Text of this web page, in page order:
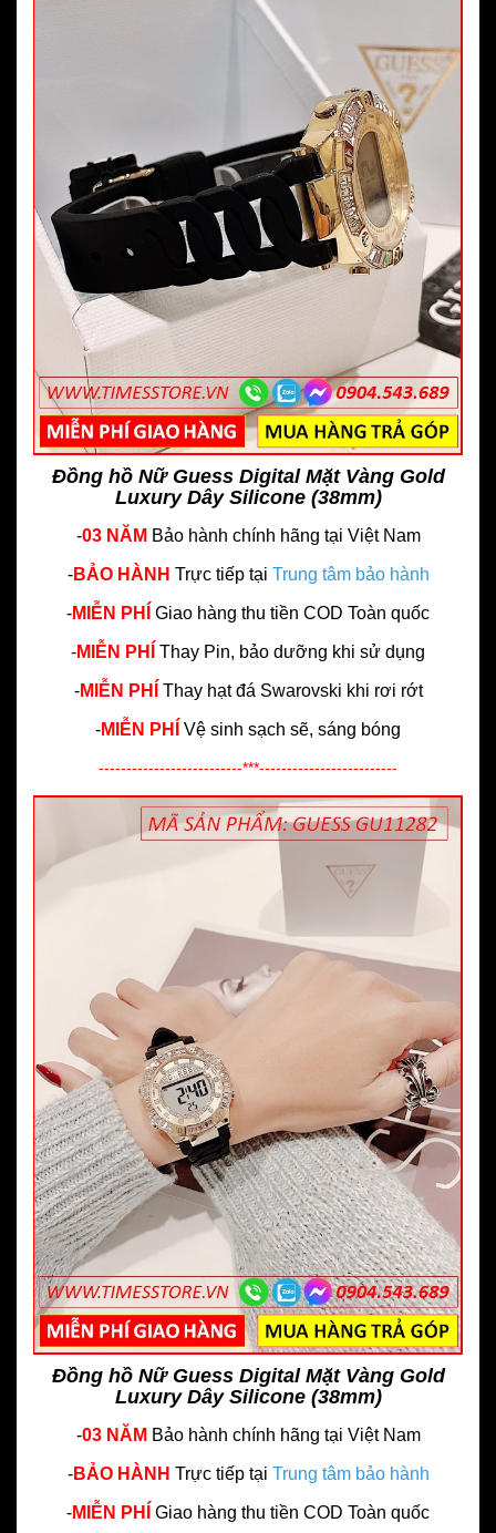
Đồng hồ Nữ Guess Digital Mặt Vàng Gold
Luxury Dây Silicone (38mm)
-03 NĂM Bảo hành chính hãng tại Việt Nam
-BẢO HÀNH Trực tiếp tại Trung tâm bảo hành
-MIỄN PHÍ Giao hàng thu tiền COD Toàn quốc
-MIỄN PHÍ Thay Pin, bảo dưỡng khi sử dụng
-MIỄN PHÍ Thay hạt đá Swarovski khi rơi rớt
-MIỄN PHÍ Vệ sinh sạch sẽ, sáng bóng
--------------------------***-------------------------
Đồng hồ Nữ Guess Digital Mặt Vàng Gold
Luxury Dây Silicone (38mm)
-03 NĂM Bảo hành chính hãng tại Việt Nam
-BẢO HÀNH Trực tiếp tại Trung tâm bảo hành
-MIỄN PHÍ Giao hàng thu tiền COD Toàn quốc